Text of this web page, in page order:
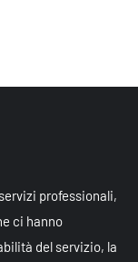
professionali,
ci hanno
del servizio, la